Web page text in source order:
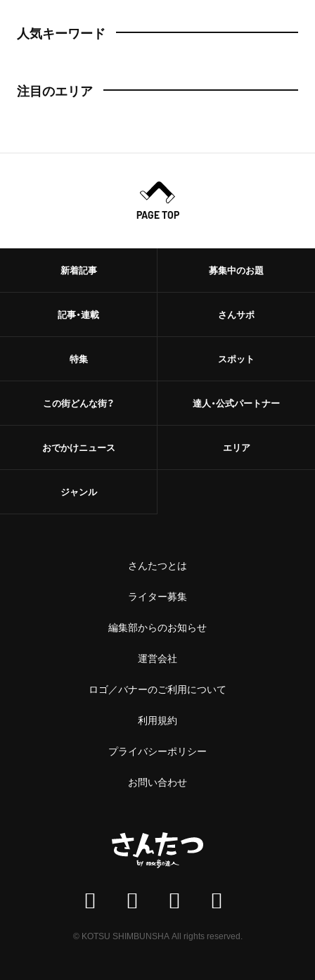
人気キーワード
注目のエリア
PAGE TOP
新着記事
記事・連載
特集
この街どんな街？
おでかけニュース
募集中のお題
さんサポ
スポット
達人・公式パートナー
エリア
ジャンル
さんたつとは
ライター募集
編集部からのお知らせ
運営会社
ロゴ／バナーのご利用について
利用規約
プライバシーポリシー
お問い合わせ
© KOTSU SHIMBUNSHA All rights reserved.